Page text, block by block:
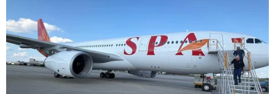
mẫu ôtô điện đầu tiên của hãng mang tên VF
e34 trong một sự kiện trực tuyến. Đây cũng là
mẫu ôtô điện đầu tiên do Việt Nam sản xuất.
Đây là lần thứ 3 VF e34 được giới thiệu trong